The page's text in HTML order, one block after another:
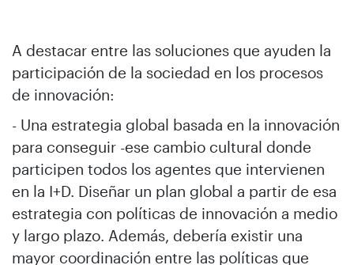
A destacar entre las soluciones que ayuden la
participación de la sociedad en los procesos
de innovación:
- Una estrategia global basada en la innovación
para conseguir -ese cambio cultural donde
participen todos los agentes que intervienen
en la I+D. Diseñar un plan global a partir de esa
estrategia con políticas de innovación a medio
y largo plazo. Además, debería existir una
mayor coordinación entre las políticas que